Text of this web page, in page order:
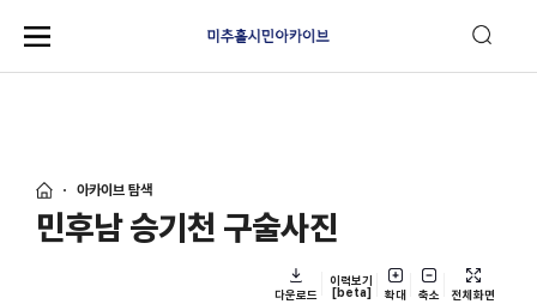
아카이브 탐색
민후남 승기천 구술사진
다운로드
이력보기
[beta]
확대 축소 전체화면